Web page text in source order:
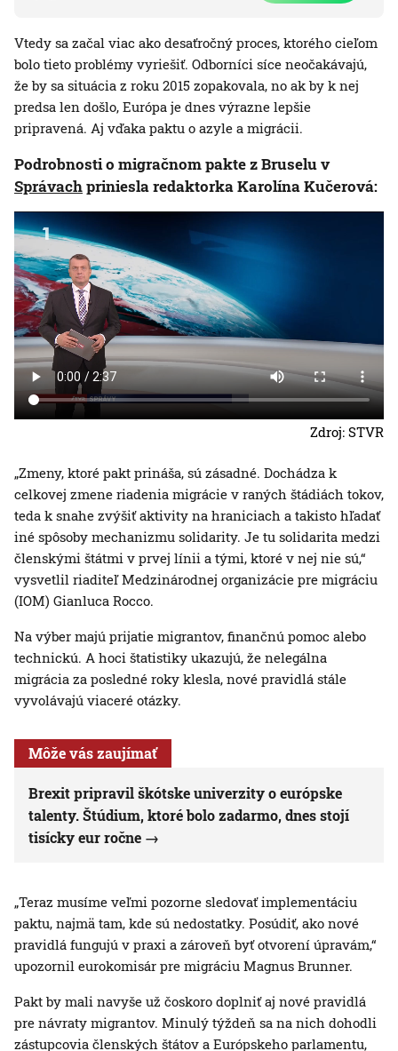
Vtedy sa začal viac ako desaťročný proces, ktorého cieľom
bolo tieto problémy vyriešiť. Odborníci síce neočakávajú,
že by sa situácia z roku 2015 zopakovala, no ak by k nej
predsa len došlo, Európa je dnes výrazne lepšie
pripravená. Aj vďaka paktu o azyle a migrácii.
Podrobnosti o migračnom pakte z Bruselu v
Správachpriniesla redaktorka Karolína Kučerová:
Zdroj: STVR
„Zmeny, ktoré pakt prináša, sú zásadné. Dochádza k
celkovej zmene riadenia migrácie v raných štádiách tokov,
teda k snahe zvýšiť aktivity na hraniciach a takisto hľadať
iné spôsoby mechanizmu solidarity. Je tu solidarita medzi
členskými štátmi v prvej línii a tými, ktoré v nej nie sú,“
vysvetlil riaditeľ Medzinárodnej organizácie pre migráciu
(IOM) Gianluca Rocco.
Na výber majú prijatie migrantov, finančnú pomoc alebo
technickú. A hoci štatistiky ukazujú, že nelegálna
migrácia za posledné roky klesla, nové pravidlá stále
vyvolávajú viaceré otázky.
Môže vás zaujímať
Brexit pripravil škótske univerzity o európske
talenty. Štúdium, ktoré bolo zadarmo, dnes stojí
tisícky eur ročne
„Teraz musíme veľmi pozorne sledovať implementáciu
paktu, najmä tam, kde sú nedostatky. Posúdiť, ako nové
pravidlá fungujú v praxi a zároveň byť otvorení úpravám,“
upozornil eurokomisár pre migráciu Magnus Brunner.
Pakt by mali navyše už čoskoro doplniť aj nové pravidlá
pre návraty migrantov. Minulý týždeň sa na nich dohodli
zástupcovia členských štátov a Európskeho parlamentu,